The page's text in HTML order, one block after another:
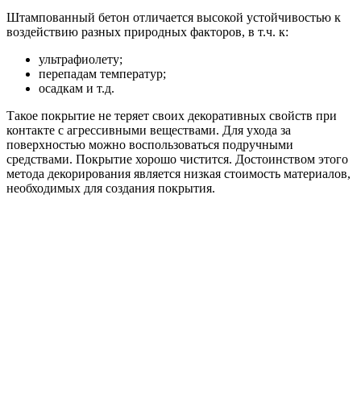
Штампованный бетон отличается высокой устойчивостью к
воздействию разных природных факторов, в т.ч. к:
ультрафиолету;
перепадам температур;
осадкам и т.д.
Такое покрытие не теряет своих декоративных свойств при
контакте с агрессивными веществами. Для ухода за
поверхностью можно воспользоваться подручными
средствами. Покрытие хорошо чистится. Достоинством этого
метода декорирования является низкая стоимость материалов,
необходимых для создания покрытия.